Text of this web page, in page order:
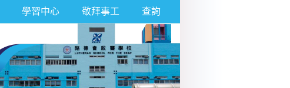
學習中心 敬拜事工 查詢